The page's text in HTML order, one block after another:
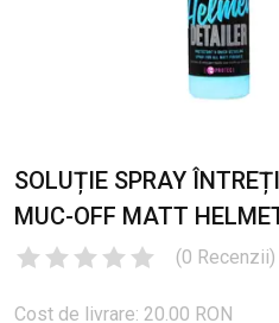
SOLUȚIE SPRAY
MUC-OFF MATT
(0 Recenzii)
Cost de livrare: 20.00 RON